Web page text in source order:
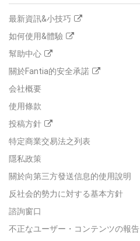
最新資訊&小技巧
如何使用&體驗
幫助中心
關於Fantia的安全承諾
会社概要
使用條款
投稿方針
特定商業交易法之列表
隱私政策
關於向第三方發送信息的使用說明
反社会的勢力に対する基本方針
諮詢窗口
不正なユーザー・コンテンツの報告